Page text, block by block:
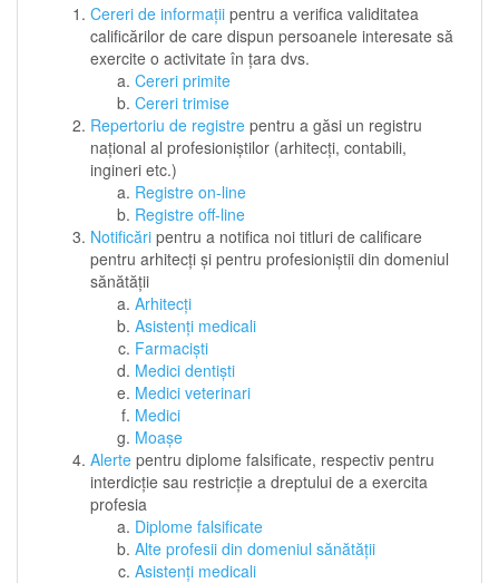
Cereri de informații pentru a verifica validitatea
calificărilor de care dispun persoanele interesate să
exercite o activitate în țara dvs.
Cereri primite
Cereri trimise
Repertoriu de registre pentru a găsi un registru
național al profesioniștilor (arhitecți, contabili,
ingineri etc.)
Registre on-line
Registre off-line
Notificări pentru a notifica noi titluri de calificare
pentru arhitecți și pentru profesioniștii din domeniul
sănătății
Arhitecţi
Asistenţi medicali
Farmacişti
Medici dentişti
Medici veterinari
Medici
Moaşe
Alerte pentru diplome falsificate, respectiv pentru
interdicție sau restricție a dreptului de a exercita
profesia
Diplome falsificate
Alte profesii din domeniul sănătății
Asistenți medicali